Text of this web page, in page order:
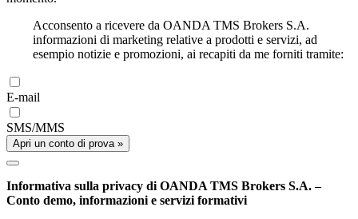
Acconsento a ricevere da OANDA TMS Brokers S.A.
informazioni di marketing relative a prodotti e servizi, ad
esempio notizie e promozioni, ai recapiti da me forniti tramite:
E-mail
SMS/MMS
Apri un conto di prova »
Informativa sulla privacy di OANDA TMS Brokers S.A. –
Conto demo, informazioni e servizi formativi